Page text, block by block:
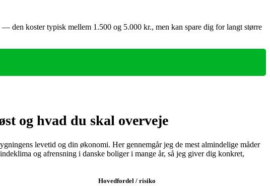
den koster typisk mellem 1.500 og 5.000 kr., men kan spare dig for langt større
og hvad du skal overveje
levetid og din økonomi. Her gennemgår jeg de mest almindelige måder
og afrensning i danske boliger i mange år, så jeg giver dig konkret,
Hovedfordel / risiko